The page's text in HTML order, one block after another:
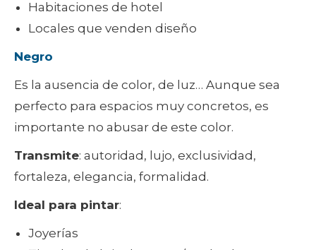
Habitaciones de hotel
Locales que venden diseño
Negro
Es la ausencia de color, de luz… Aunque sea
perfecto para espacios muy concretos, es
importante no abusar de este color.
Transmite: autoridad, lujo, exclusividad,
fortaleza, elegancia, formalidad.
Ideal para pintar:
Joyerías